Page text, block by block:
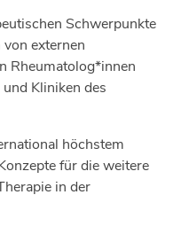
Schwerpunkte
externen
Rheumatolog*innen
Kliniken des
höchstem
für die weitere
in der